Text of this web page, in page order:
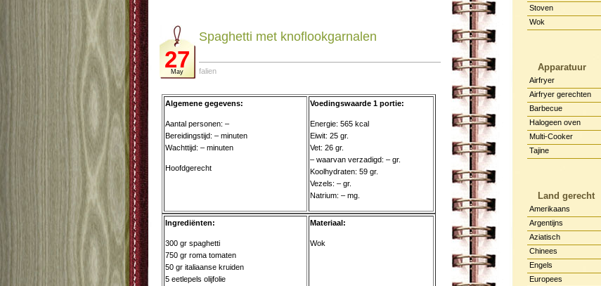
27
May
Spa­ghet­ti met knof­look­gar­na­len
falien
Algemene gegevens:
Aantal personen: –
Bereidingstijd: – minuten
Wachttijd: – minuten
Hoofdgerecht
Voedingswaarde 1 portie:
Energie: 565 kcal
Eiwit: 25 gr.
Vet: 26 gr.
– waarvan verzadigd: – gr.
Koolhydraten: 59 gr.
Vezels: – gr.
Natrium: – mg.
Ingrediënten:
300 gr spaghetti
750 gr roma tomaten
50 gr italiaanse kruiden
5 eetlepels olijfolie
Materiaal:
Wok
Stoven
Wok
Apparatuur
Airfryer
Airfryer gerechten
Barbecue
Halogeen oven
Multi-Cooker
Tajine
Land gerecht
Amerikaans
Argentijns
Aziatisch
Chinees
Engels
Europees